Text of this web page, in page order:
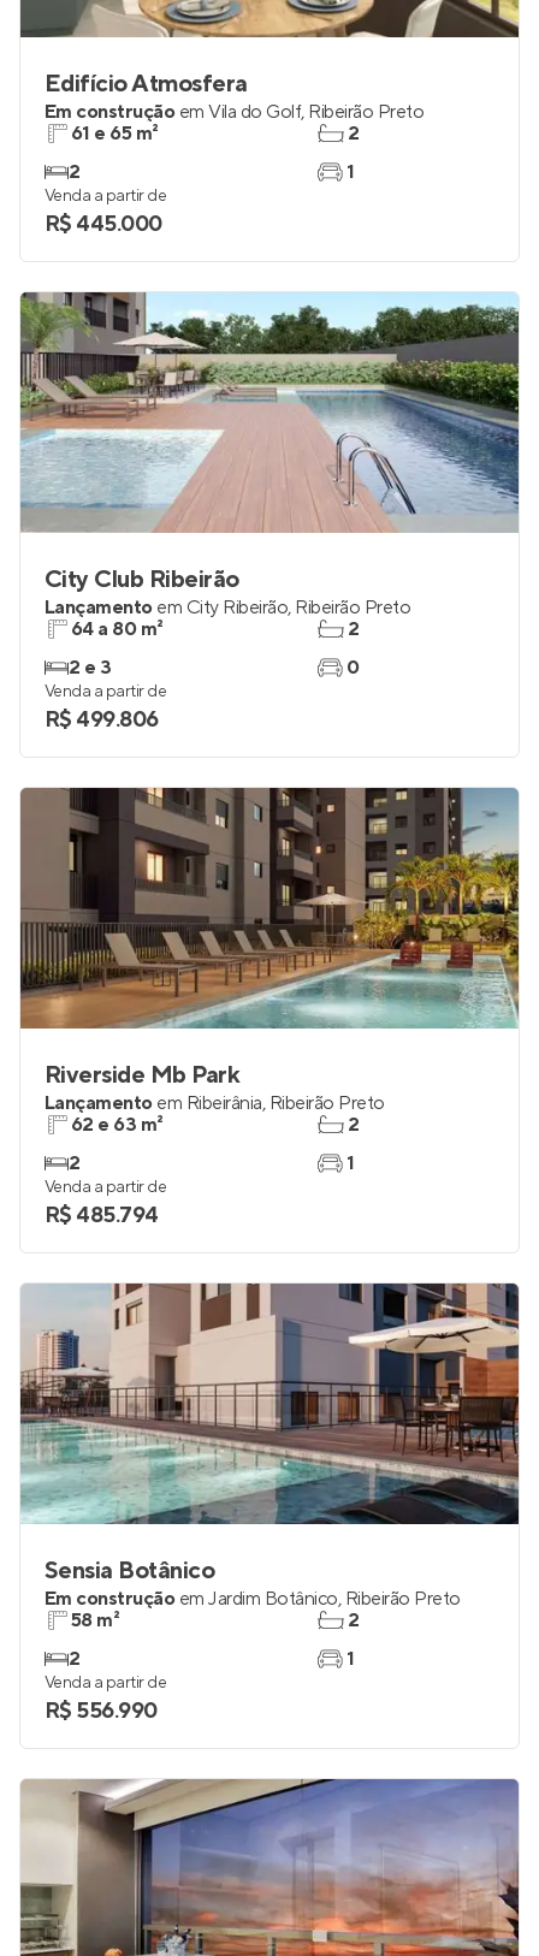
Edifício Atmosfera
Em construção em Vila do Golf, Ribeirão Preto
61 e 65 m²
2
2
1
Venda a partir de
R$ 445.000
City Club Ribeirão
Lançamento em City Ribeirão, Ribeirão Preto
64 a 80 m²
2 e 3
2
0
Venda a partir de
R$ 499.806
Riverside Mb Park
Lançamento em Ribeirânia, Ribeirão Preto
62 e 63 m²
2
2
1
Venda a partir de
R$ 485.794
Sensia Botânico
Em construção em Jardim Botânico, Ribeirão Preto
58 m²
2
2
1
Venda a partir de
R$ 556.990